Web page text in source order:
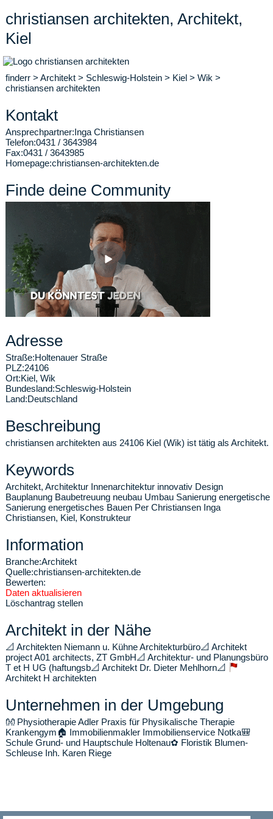
christiansen architekten, Architekt,
Kiel
finderr > Architekt > Schleswig-Holstein > Kiel > Wik >
christiansen architekten
Kontakt
Ansprechpartner:Inga Christiansen
Telefon:0431 / 3643984
Fax:0431 / 3643985
Homepage:christiansen-architekten.de
Finde deine Community
Adresse
Straße:Holtenauer Straße
PLZ:24106
Ort:Kiel, Wik
Bundesland:Schleswig-Holstein
Land:Deutschland
Beschreibung
christiansen architekten aus 24106 Kiel (Wik) ist tätig als Architekt.
Keywords
Architekt, Architektur Innenarchitektur innovativ Design
Bauplanung Baubetreuung neubau Umbau Sanierung energetische
Sanierung energetisches Bauen Per Christiansen Inga
Christiansen, Kiel, Konstrukteur
Information
Branche:Architekt
Quelle:christiansen-architekten.de
Bewerten:
Daten aktualisieren
Löschantrag stellen
Architekt in der Nähe
📐 Architekten Niemann u. Kühne Architekturbüro📐 Architekt
project A01 architects, ZT GmbH📐 Architektur- und Planungsbüro
T et H UG (haftungsb📐 Architekt Dr. Dieter Mehlhorn📐
Architekt H architekten
Unternehmen in der Umgebung
👐 Physiotherapie Adler Praxis für Physikalische Therapie
Krankengym 🏠 Immobilienmakler Immobilienservice Notka🎒
Schule Grund- und Hauptschule Holtenau✿ Floristik Blumen-
Schleuse Inh. Karen Riege